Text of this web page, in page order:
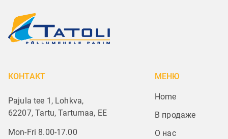
КОНТАКТ
Pajula tee 1, Lohkva,
62207, Tartu, Tartumaa, EE
Mon-Fri 8.00-17.00
МЕНЮ
Home
В продаже
О нас